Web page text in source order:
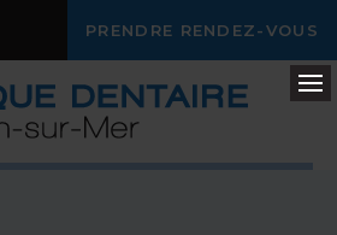
PRENDRE RENDEZ-VOUS